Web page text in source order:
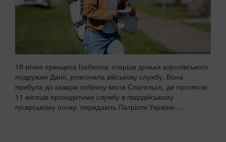
19-річна принцеса Ізабелла, старша донька королівського
подружжя Данії, розпочала військову службу. Вона
прибула до казарм поблизу міста Слагельсе, де протягом
11 місяців проходитиме службу в гвардійському
гусарському полку, передають Патріоти України....